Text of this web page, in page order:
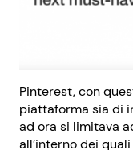
Pinterest, con
piattaforma sia di
ad ora si limitava
all’interno dei